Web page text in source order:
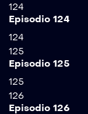
124
Episodio 124
124
125
Episodio 125
125
126
Episodio 126